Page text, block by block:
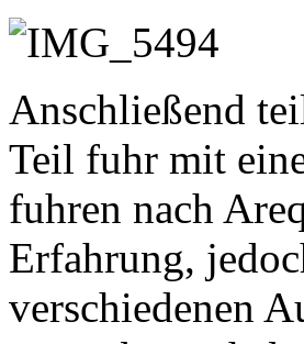
Anschließend
Teil fuhr mit
fuhren nach
Erfahrung,
verschiedenen